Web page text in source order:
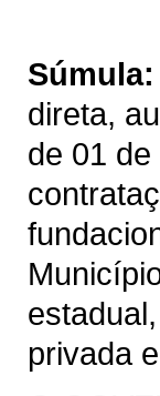
Súmula:
direta,
de 01
privada